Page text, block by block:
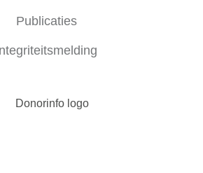
Publicaties